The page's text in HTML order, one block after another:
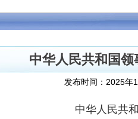
中华人民共和国领
发布时间：2025
中华人民共